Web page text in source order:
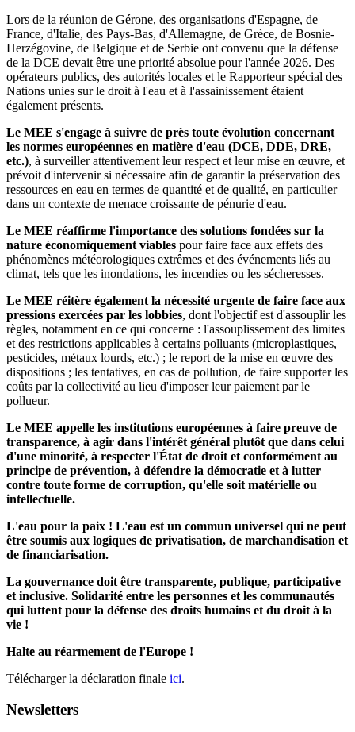
Lors de la réunion de Gérone, des organisations d'Espagne, de
France, d'Italie, des Pays-Bas, d'Allemagne, de Grèce, de Bosnie-
Herzégovine, de Belgique et de Serbie ont convenu que la défense
de la DCE devait être une priorité absolue pour l'année 2026. Des
opérateurs publics, des autorités locales et le Rapporteur spécial des
Nations unies sur le droit à l'eau et à l'assainissement étaient
également présents.
Le MEE s'engage à suivre de près toute évolution concernant
les normes européennes en matière d'eau (DCE, DDE, DRE,
etc.), à surveiller attentivement leur respect et leur mise en œuvre, et
prévoit d'intervenir si nécessaire afin de garantir la préservation des
ressources en eau en termes de quantité et de qualité, en particulier
dans un contexte de menace croissante de pénurie d'eau.
Le MEE réaffirme l'importance des solutions fondées sur la
nature économiquement viables pour faire face aux effets des
phénomènes météorologiques extrêmes et des événements liés au
climat, tels que les inondations, les incendies ou les sécheresses.
Le MEE réitère également la nécessité urgente de faire face aux
pressions exercées par les lobbies, dont l'objectif est d'assouplir les
règles, notamment en ce qui concerne : l'assouplissement des limites
et des restrictions applicables à certains polluants (microplastiques,
pesticides, métaux lourds, etc.) ; le report de la mise en œuvre des
dispositions ; les tentatives, en cas de pollution, de faire supporter les
coûts par la collectivité au lieu d'imposer leur paiement par le
pollueur.
Le MEE appelle les institutions européennes à faire preuve de
transparence, à agir dans l'intérêt général plutôt que dans celui
d'une minorité, à respecter l'État de droit et conformément au
principe de prévention, à défendre la démocratie et à lutter
contre toute forme de corruption, qu'elle soit matérielle ou
intellectuelle.
L'eau pour la paix ! L'eau est un commun universel qui ne peut
être soumis aux logiques de privatisation, de marchandisation et
de financiarisation.
La gouvernance doit être transparente, publique, participative
et inclusive. Solidarité entre les personnes et les communautés
qui luttent pour la défense des droits humains et du droit à la
vie !
Halte au réarmement de l'Europe !
Télécharger la déclaration finale ici.
Newsletters